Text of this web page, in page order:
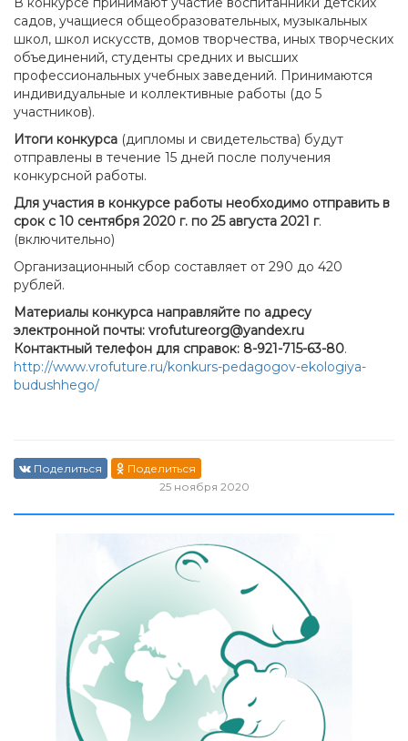
садов, учащиеся общеобразовательных, музыкальных
школ, школ искусств, домов творчества, иных творческих
объединений, студенты средних и высших
профессиональных учебных заведений. Принимаются
индивидуальные и коллективные работы (до 5
участников).
Итоги конкурса (дипломы и свидетельства) будут
отправлены в течение 15 дней после получения
конкурсной работы.
Для участия в конкурсе работы необходимо отправить в
срок с 10 сентября 2020 г. по 25 августа 2021 г.
(включительно)
Организационный сбор составляет от 290 до 420
рублей.
Материалы конкурса направляйте по адресу
электронной почты: vrofutureorg@yandex.ru
Контактный телефон для справок: 8-921-715-63-80.
http://www.vrofuture.ru/konkurs-pedagogov-ekologiya-
budushhego/
Поделиться
Поделиться
25 ноября 2020